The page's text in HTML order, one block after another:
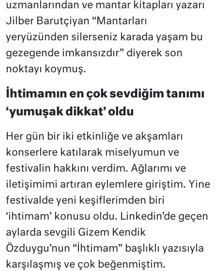
uzmanlarından ve mantar kitapları yazarı
Jilber Barutçiyan “Mantarları
yeryüzünden silerseniz karada yaşam bu
gezegende imkansızdır” diyerek son
noktayı koymuş.
İhtimamın en çok sevdiğim tanımı
‘yumuşak dikkat’ oldu
Her gün bir iki etkinliğe ve akşamları
konserlere katılarak miselyumun ve
festivalin hakkını verdim. Ağlarımı ve
iletişimimi artıran eylemlere giriştim. Yine
festivalde yeni keşiflerimden biri
‘ihtimam’ konusu oldu. Linkedin’de geçen
aylarda sevgili Gizem Kendik
Özduygu’nun “İhtimam” başlıklı yazısıyla
karşılaşmış ve çok beğenmiştim.